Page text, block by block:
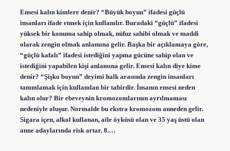
Ensesi kalın kimlere denir? “Büyük boyun” ifadesi güçlü
insanları ifade etmek için kullanılır. Buradaki “güçlü” ifadesi
yüksek bir konuma sahip olmak, nüfuz sahibi olmak ve maddi
olarak zengin olmak anlamına gelir. Başka bir açıklamaya göre,
“güçlü kafalı” ifadesi istediğini yapma gücüne sahip olan ve
istediğini yapabilen kişi anlamına gelir. Ensesi kalın diye kime
denir? “Şişko boyun” deyimi halk arasında zengin insanları
tanımlamak için kullanılan bir tabirdir. İnsanın ensesi neden
kalın olur? Bir ebeveynin kromozomlarının ayrılmaması
nedeniyle oluşur. Normalde bu ekstra kromozom anneden gelir.
Sigara içen, alkol kullanan, aile öyküsü olan ve 35 yaş üstü olan
anne adaylarında risk artar. 8.…